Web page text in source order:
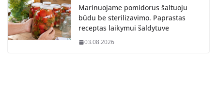
Marinuojame pomidorus šaltuoju
būdu be sterilizavimo. Paprastas
receptas laikymui šaldytuve
03.08.2026